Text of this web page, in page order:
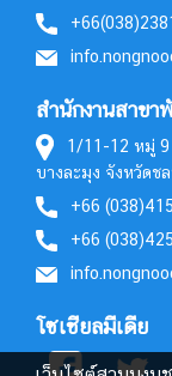
สำนักงานสาขา
1/11-12 หมู่ 9
บางละมุง จังหวัดช
+66
+66
โซเชียลมีเดีย